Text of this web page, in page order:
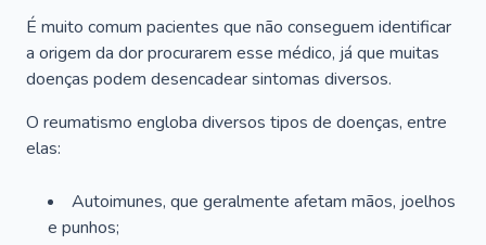
É muito comum pacientes que não conseguem identificar
a origem da dor procurarem esse médico, já que muitas
doenças podem desencadear sintomas diversos.
O reumatismo engloba diversos tipos de doenças, entre
elas:
Autoimunes, que geralmente afetam mãos, joelhos
e punhos;